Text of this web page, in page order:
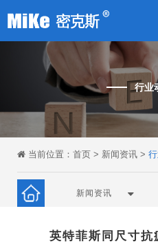
行业
当前位置： 首页 > 新闻资讯 >
新闻资讯
英特菲斯同尺寸抗